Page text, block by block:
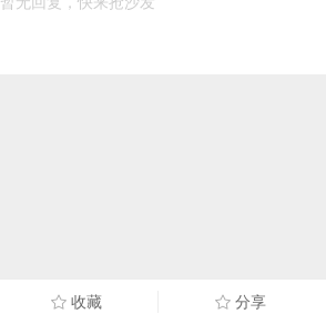
收藏 分享